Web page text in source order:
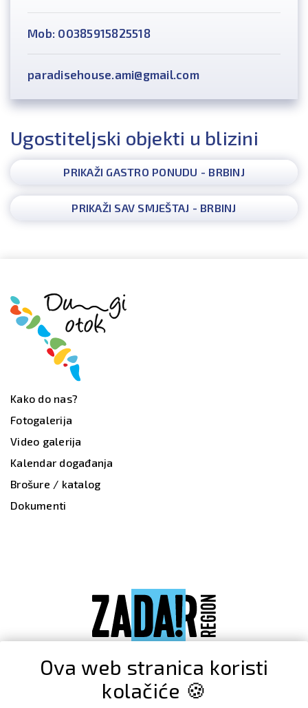
Mob: 00385915825518
paradisehouse.ami@gmail.com
Ugostiteljski objekti u blizini
PRIKAŽI GASTRO PONUDU - BRBINJ
PRIKAŽI SAV SMJEŠTAJ - BRBINJ
Kako do nas?
Fotogalerija
Video galerija
Kalendar događanja
Brošure / katalog
Dokumenti
Ova web stranica koristi
kolačiće 🍪